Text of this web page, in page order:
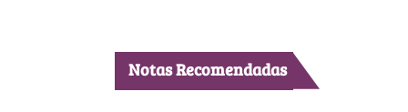
Notas Recomendadas